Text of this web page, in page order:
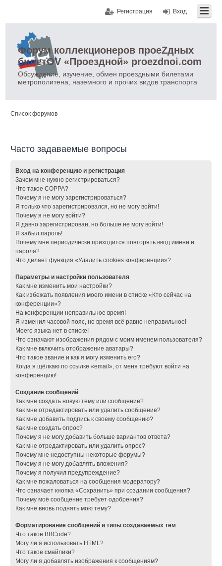
Вход
Регистрация
Форум коллекционеров проеZдных
билетOV «Проездной» proezdnoi.com
Обсуждение, изучение, обмен проездными билетами
метрополитена, наземного и прочих видов транспорта
Список форумов
Часто задаваемые вопросы
Вход на конференцию и регистрация
Зачем мне нужно регистрироваться?
Что такое COPPA?
Почему я не могу зарегистрироваться?
Я только что зарегистрировался, но не могу войти!
Почему я не могу войти?
Я давно зарегистрирован, но больше не могу войти!
Я забыл пароль!
Почему мне периодически приходится повторять ввод имени и
пароля?
Что делает функция «Удалить cookies конференции»?
Параметры и настройки пользователя
Как мне изменить мои настройки?
Как избежать появления моего имени в списке «Кто сейчас на
конференции»?
На конференции неправильное время!
Я изменил часовой пояс, но время всё равно неправильное!
Моего языка нет в списке!
Что означают изображения рядом с моим именем пользователя?
Как мне включить отображение аватары?
Что такое звание и как я могу изменить его?
Когда я щёлкаю по ссылке «email», от меня требуют войти на
конференцию!
Создание сообщений
Как мне создать новую тему или сообщение?
Как мне отредактировать или удалить сообщение?
Как мне добавить подпись к своему сообщению?
Как мне создать опрос?
Почему я не могу добавить больше вариантов ответа?
Как мне отредактировать или удалить опрос?
Почему мне недоступны некоторые форумы?
Почему я не могу добавлять вложения?
Почему я получил предупреждение?
Как мне пожаловаться на сообщения модератору?
Что означает кнопка «Сохранить» при создании сообщения?
Почему моё сообщение требует одобрения?
Как мне вновь поднять мою тему?
Форматирование сообщений и типы создаваемых тем
Что такое BBCode?
Могу ли я использовать HTML?
Что такое смайлики?
Могу ли я добавлять изображения к сообщениям?